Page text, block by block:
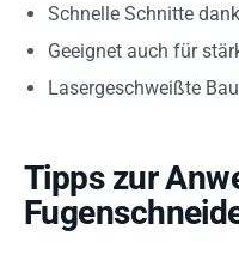
Schnelle Schnitte dank
Geeignet auch für
Lasergeschweißte
Tipps zur